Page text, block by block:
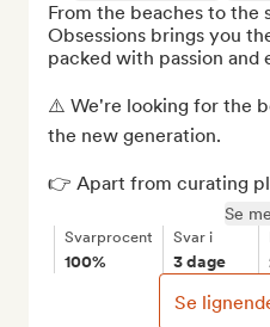
From the beaches to the
Obsessions brings you
packed with passion and
⚠️ We're looking for the
the new generation.
👉 Apart from curating
Se
Svarprocent
100%
Svar i
3 dage
Se